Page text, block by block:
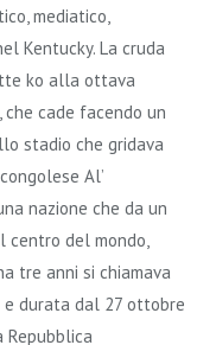
mediatico,
Kentucky. La cruda
ko alla ottava
cade facendo un
stadio che gridava
Al’
nazione che da un
centro del mondo,
tre anni si chiamava
e durata dal 27 ottobre
Repubblica